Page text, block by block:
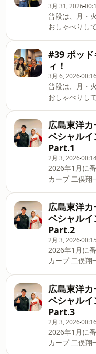
他、お2人の
3月 31, 2026
普段は、月・
おしゃべりし
曜・火曜・水
さんが担当。
宣CMを収録し
様子をお聞き
#39 ポッ
ィ！
3月 6, 2026
普段は、月・
おしゃべりし
ます♪ 今回は
てみたいこと
で話している
今年やってみ
そして、実際
今年の年末の
ます（予定）
広島東洋
ペシャル
Part.1
2月 3, 2026
2026年1月に
カープ 二俣翔
Part.1では、
ち取った2025
らいました。
模様になります
広島東洋
ペシャル
Part.2
2月 3, 2026
2026年1月に
カープ 二俣翔
Part.2では、
のエピソード
などをお話い
12月に収録し
広島東洋
ペシャル
Part.3
2月 3, 2026
2026年1月に
カープ 二俣翔